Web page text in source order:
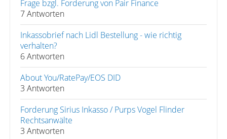
Frage bzgl. Forderung von Pair Finance
7 Antworten
Inkassobrief nach Lidl Bestellung - wie richtig
verhalten?
6 Antworten
About You/RatePay/EOS DID
3 Antworten
Forderung Sirius Inkasso / Purps Vogel Flinder
Rechtsanwälte
3 Antworten